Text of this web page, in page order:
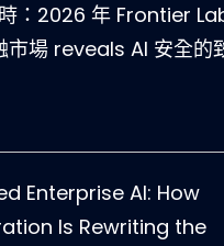
：2026 年 Frontier
市場 reveals AI 安全的
Enterprise AI: How
Is Rewriting the